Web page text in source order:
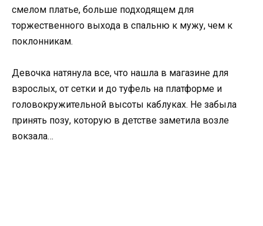
смелом платье, больше подходящем для
торжественного выхода в спальню к мужу, чем к
поклонникам.
Девочка натянула все, что нашла в магазине для
взрослых, от сетки и до туфель на платформе и
головокружительной высоты каблуках. Не забыла
принять позу, которую в детстве заметила возле
вокзала…